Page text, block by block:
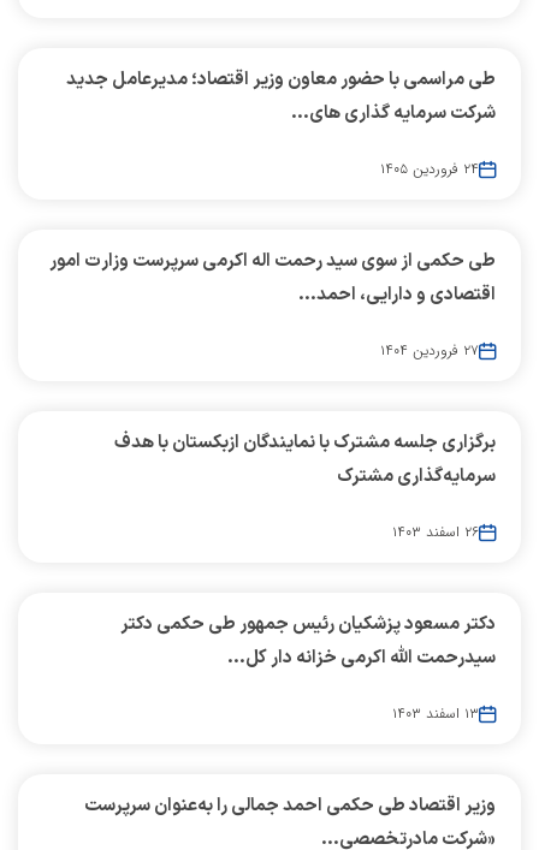
طی مراسمی با حضور معاون وزیر اقتصاد؛ مدیرعامل جدید
شرکت سرمایه گذاری های...
۲۴ فروردین ۱۴۰۵
طی حکمی از سوی سید رحمت اله اکرمی سرپرست وزارت امور
اقتصادی و دارایی، احمد...
۲۷ فروردین ۱۴۰۴
برگزاری جلسه مشترک با نمایندگان ازبکستان با هدف
سرمایه‌گذاری مشترک
۲۶ اسفند ۱۴۰۳
دکتر مسعود پزشکیان رئیس جمهور طی حکمی دکتر
سیدرحمت الله اکرمی خزانه دار کل...
۱۳ اسفند ۱۴۰۳
وزیر اقتصاد طی حکمی احمد جمالی را به‌عنوان سرپرست
«شرکت مادرتخصصی...